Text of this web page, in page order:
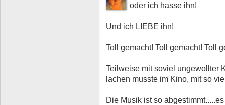
oder ich hasse ihn!
Und ich LIEBE ihn!
Toll gemacht! Toll gemacht! Toll
Teilweise mit soviel ungewollter
lachen musste im Kino, mit so
Die Musik ist so